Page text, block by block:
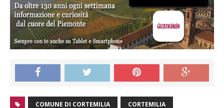
COMUNE DI CORTEMILIA CORTEMILIA